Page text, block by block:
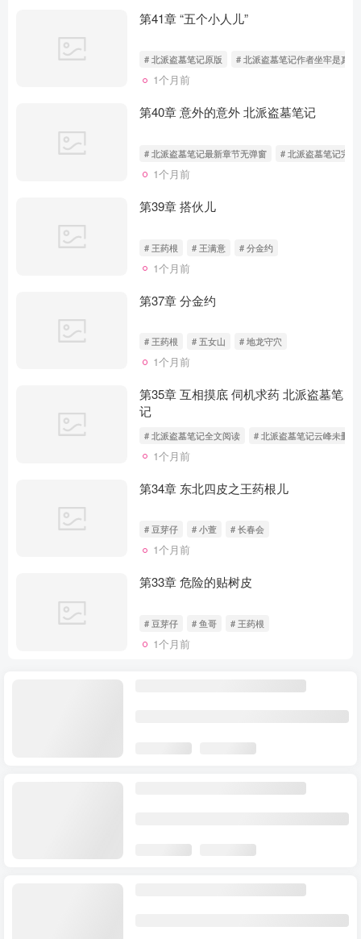
第41章 “五个小人儿”
# 北派盗墓笔记原版 # 北派盗墓笔记作者坐牢是真的
1个月前
第40章 意外的意外 北派盗墓笔记
# 北派盗墓笔记最新章节无弹窗 # 北派盗墓笔记完结
1个月前
第39章 搭伙儿
# 王药根 # 王满意 # 分金约
1个月前
第37章 分金约
# 王药根 # 五女山 # 地龙守穴
1个月前
第35章 互相摸底 伺机求药 北派盗墓笔
记
# 北派盗墓笔记全文阅读 # 北派盗墓笔记云峰未删减
1个月前
第34章 东北四皮之王药根儿
# 豆芽仔 # 小萱 # 长春会
1个月前
第33章 危险的贴树皮
# 豆芽仔 # 鱼哥 # 王药根
1个月前
1个月前
1个月前